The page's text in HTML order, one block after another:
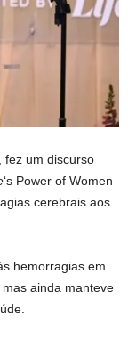
fez um discurso
‘s Power of Women
cerebrais aos
hemorragias em
ainda manteve